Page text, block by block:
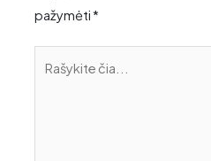
pažymėti*